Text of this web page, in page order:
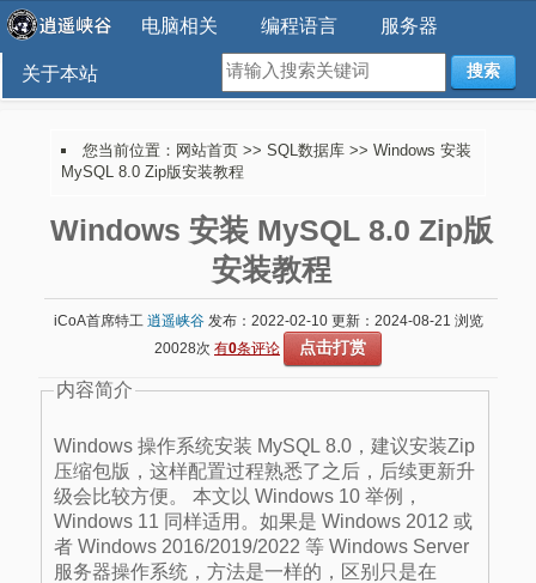
电脑相关 编程语言 服务器
关于本站 搜索
您当前位置： 网站首页 >> SQL数据库 >> Windows 安装
MySQL 8.0 Zip版安装教程
Windows 安装 MySQL 8.0 Zip版
安装教程
iCoA首席特工 逍遥峡谷发布：2022-02-10 更新：2024-08-21 浏览
20028次 有0条评论 点击打赏
内容简介
Windows 操作系统安装 MySQL 8.0，建议安装Zip
压缩包版，这样配置过程熟悉了之后，后续更新升
级会比较方便。 本文以 Windows 10 举例，
Windows 11 同样适用。如果是 Windows 2012 或
者 Windows 2016/2019/2022 等 Windows Server
服务器操作系统，方法是一样的，区别只是在